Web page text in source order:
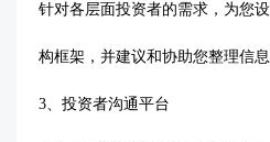
针对各层面投资者的需求，为您
构框架，并建议和协助您整理信
3、投资者沟通平台